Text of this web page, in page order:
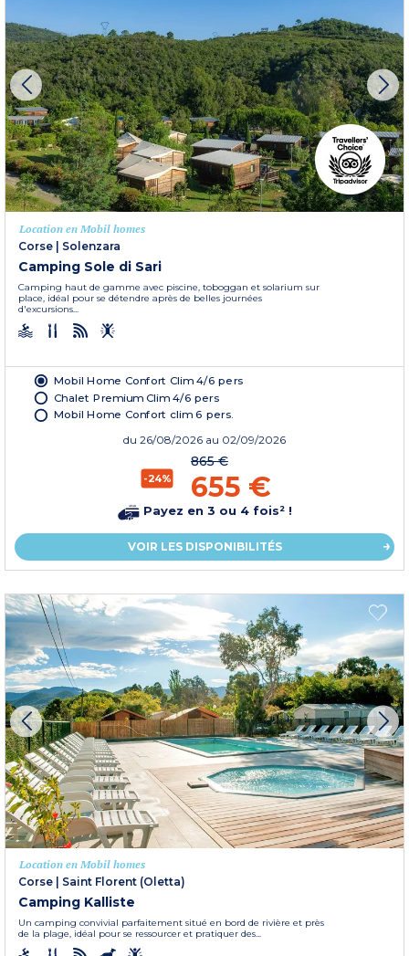
Location en Mobil homes
Corse | Solenzara
Camping Sole di Sari
Camping haut de gamme avec piscine, toboggan et solarium sur
place, idéal pour se détendre après de belles journées
d'excursions...
Mobil Home Confort Clim 4/6 pers
Chalet Premium Clim 4/6 pers
Mobil Home Confort clim 6 pers.
du 26/08/2026 au 02/09/2026
-24%
865 €
655 €
Payez en 3 ou 4 fois² !
VOIR LES DISPONIBILITÉS
Location en Mobil homes
Corse | Saint Florent (Oletta)
Camping Kalliste
Un camping convivial parfaitement situé en bord de rivière et près
de la plage, idéal pour se ressourcer et pratiquer des...